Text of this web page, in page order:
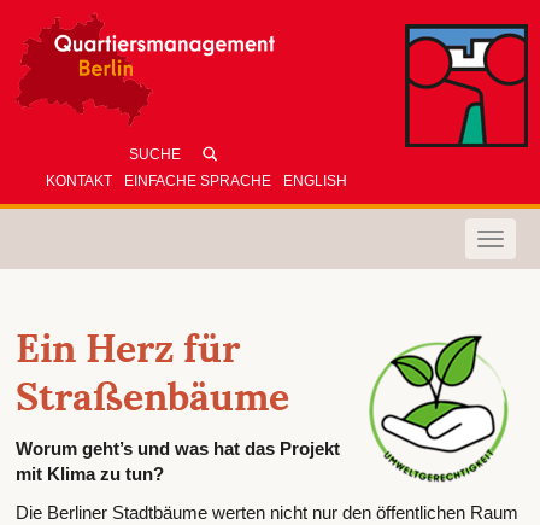
KONTAKT EINFACHE SPRACHE ENGLISH
Toggle
Ein Herz für
Straßenbäume
Worum geht’s und was hat das Projekt
mit Klima zu tun?
Die Berliner Stadtbäume werten nicht nur den öffentlichen Raum